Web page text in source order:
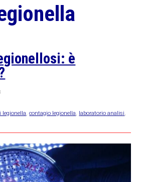
è
legionella ,contagio legionella laboratorio analisi